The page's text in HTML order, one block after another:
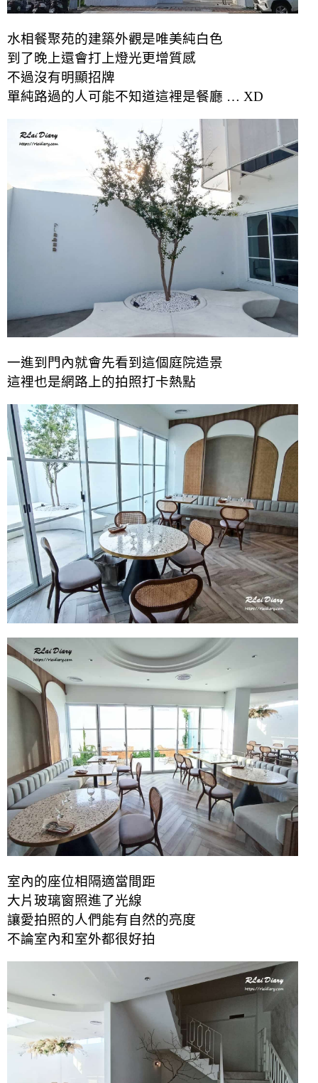
水相餐聚苑的建築外觀是唯美純白色
到了晚上還會打上燈光更增質感
不過沒有明顯招牌
單純路過的人可能不知道這裡是餐廳 … XD
一進到門內就會先看到這個庭院造景
這裡也是網路上的拍照打卡熱點
室內的座位相隔適當間距
大片玻璃窗照進了光線
讓愛拍照的人們能有自然的亮度
不論室內和室外都很好拍